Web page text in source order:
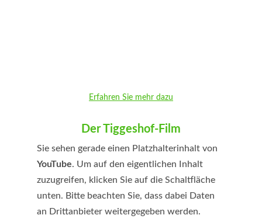
Erfahren Sie mehr dazu
Der Tiggeshof-Film
Sie sehen gerade einen Platzhalterinhalt von
YouTube. Um auf den eigentlichen Inhalt
zuzugreifen, klicken Sie auf die Schaltfläche
unten. Bitte beachten Sie, dass dabei Daten
an Drittanbieter weitergegeben werden.